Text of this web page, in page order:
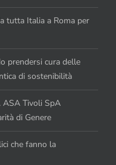
tutta Italia a Roma per
prendersi cura delle
di sostenibilità
ASA Tivoli SpA
di Genere
che fanno la